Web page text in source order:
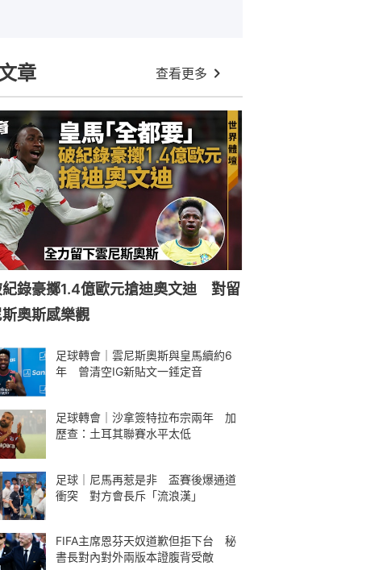
章 查看更多
紀錄豪擲1.4億歐元搶迪奧文迪 對留
奧斯感樂觀
足球轉會｜雲尼斯奧斯與皇馬續約6
年 曾清空IG新貼文一錘定音
足球轉會｜沙拿簽特拉布宗兩年 加
歷查：土耳其聯賽水平太低
足球｜尼馬再惹是非 盃賽後爆通道
衝突 對方會長斥「流浪漢」
FIFA主席恩芬天奴道歉但拒下台 秘
書長對內對外兩版本證腹背受敵